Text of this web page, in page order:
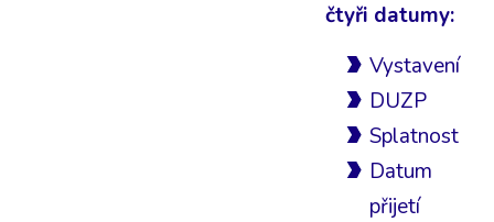
čtyři datumy:
Vystavení
DUZP
Splatnost
Datum
přijetí